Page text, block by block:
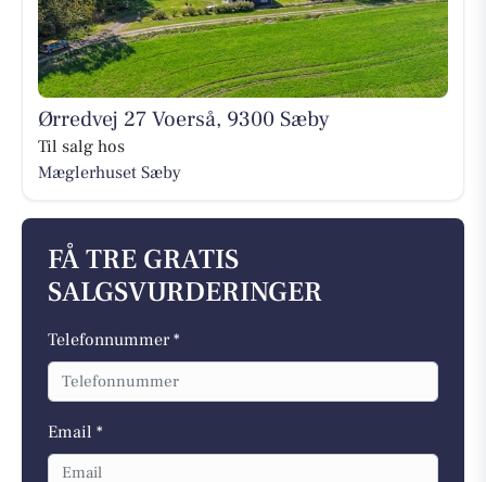
Ørredvej 27 Voerså, 9300 Sæby
Til salg hos
Mæglerhuset Sæby
FÅ TRE GRATIS
SALGSVURDERINGER
Telefonnummer *
Email *